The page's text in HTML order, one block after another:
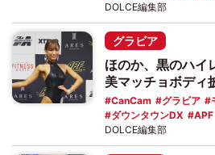
DOLCE編集部
グラビア
ほのか、黒のハイ
美マッチョボディ
CanCam グラビア
ダウンタウンDX
APF
DOLCE編集部